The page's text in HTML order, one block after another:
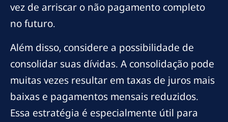
vez de arriscar o não pagamento completo
no futuro.
Além disso, considere a possibilidade de
consolidar suas dívidas. A consolidação pode
muitas vezes resultar em taxas de juros mais
baixas e pagamentos mensais reduzidos.
Essa estratégia é especialmente útil para